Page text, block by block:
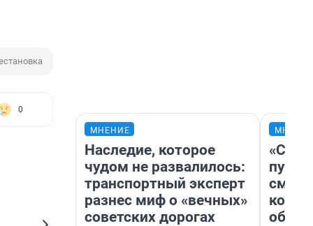
0
МНЕНИЕ
Наследие, которое
чудом не развалилось:
транспортный эксперт
разнес миф о «вечных»
советских дорогах